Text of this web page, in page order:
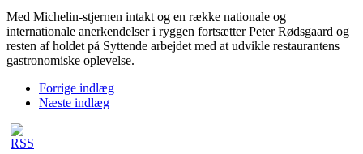
Med Michelin-stjernen intakt og en række nationale og
internationale anerkendelser i ryggen fortsætter Peter Rødsgaard og
resten af holdet på Syttende arbejdet med at udvikle restaurantens
gastronomiske oplevelse.
Forrige indlæg
Næste indlæg